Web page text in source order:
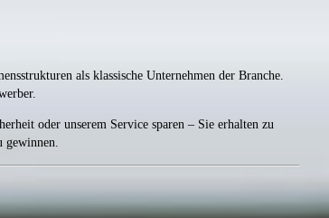
als klassische Unternehmen der Branche.
oder unserem Service sparen – Sie erhalten zu
gewinnen.